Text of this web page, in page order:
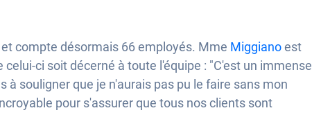
compte désormais 66 employés. Mme Miggianoest
ci soit décerné à toute l'équipe : "C'est un immense
à souligner que je n'aurais pas pu le faire sans mon
pour s'assurer que tous nos clients sont